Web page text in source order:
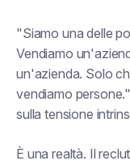
"Siamo una delle
Vendiamo
un'azienda. Solo
vendiamo persone."
sulla tensione
È una realtà. Il